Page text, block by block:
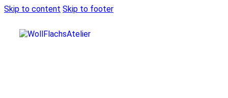
Skip to content Skip to footer